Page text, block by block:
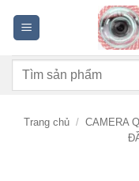
dung
Tìm
Trang chủ / CAMERA